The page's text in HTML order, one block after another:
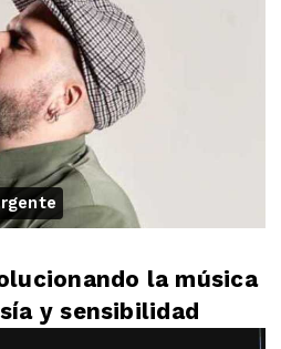
la música
y sensibilidad